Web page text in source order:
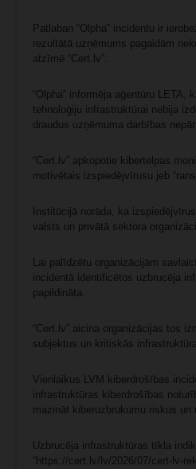
Patlaban “Olpha” incidentu ir
rezultātā uzņēmums pagaidām
atzīmē “Cert.lv”.
“Olpha” informēja aģentūru
tehnoloģiju infrastruktūrai nebija
draudus uzņēmuma darbības
“Cert.lv” apkopotie kibertelpas
motivētais izspiedējvīrusu jeb
Institūcijā norāda, ka
valsts un privātā sektora
Lai palīdzētu organizācijām
incidentā identificētos uzbrucēja
papildināta.
“Cert.lv” aicina organizācijas tos
subjektus un kritiskās
Vienlaikus LVM kiberdrošības
infrastruktūras kiberdrošības
mazināt kiberuzbrukumu riskus
Uzbrucēja infrastruktūras tīkla
“https://cert.lv/lv/2026/07/cert-lv-